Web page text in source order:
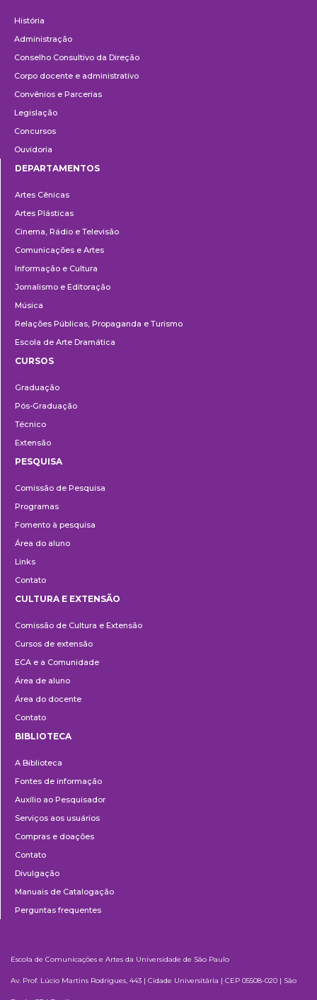
História
Administração
Conselho Consultivo da Direção
Corpo docente e administrativo
Convênios e Parcerias
Legislação
Concursos
Ouvidoria
DEPARTAMENTOS
Artes Cênicas
Artes Plásticas
Cinema, Rádio e Televisão
Comunicações e Artes
Informação e Cultura
Jornalismo e Editoração
Música
Relações Públicas, Propaganda e Turismo
Escola de Arte Dramática
CURSOS
Graduação
Pós-Graduação
Técnico
Extensão
PESQUISA
Comissão de Pesquisa
Programas
Fomento à pesquisa
Área do aluno
Links
Contato
e
Extensão
CULTURA E EXTENSÃO
Comissão de Cultura e Extensão
Cursos de extensão
ECA e a Comunidade
Área de aluno
Área do docente
Contato
BIBLIOTECA
A Biblioteca
Fontes de informação
Auxílio ao Pesquisador
Serviços aos usuários
Compras e doações
Contato
Divulgação
Manuais de Catalogação
Perguntas frequentes
Escola de Comunicações e Artes da Universidade de São Paulo
Av. Prof. Lúcio Martins Rodrigues, 443 | Cidade Universitária | CEP 05508-020 | São